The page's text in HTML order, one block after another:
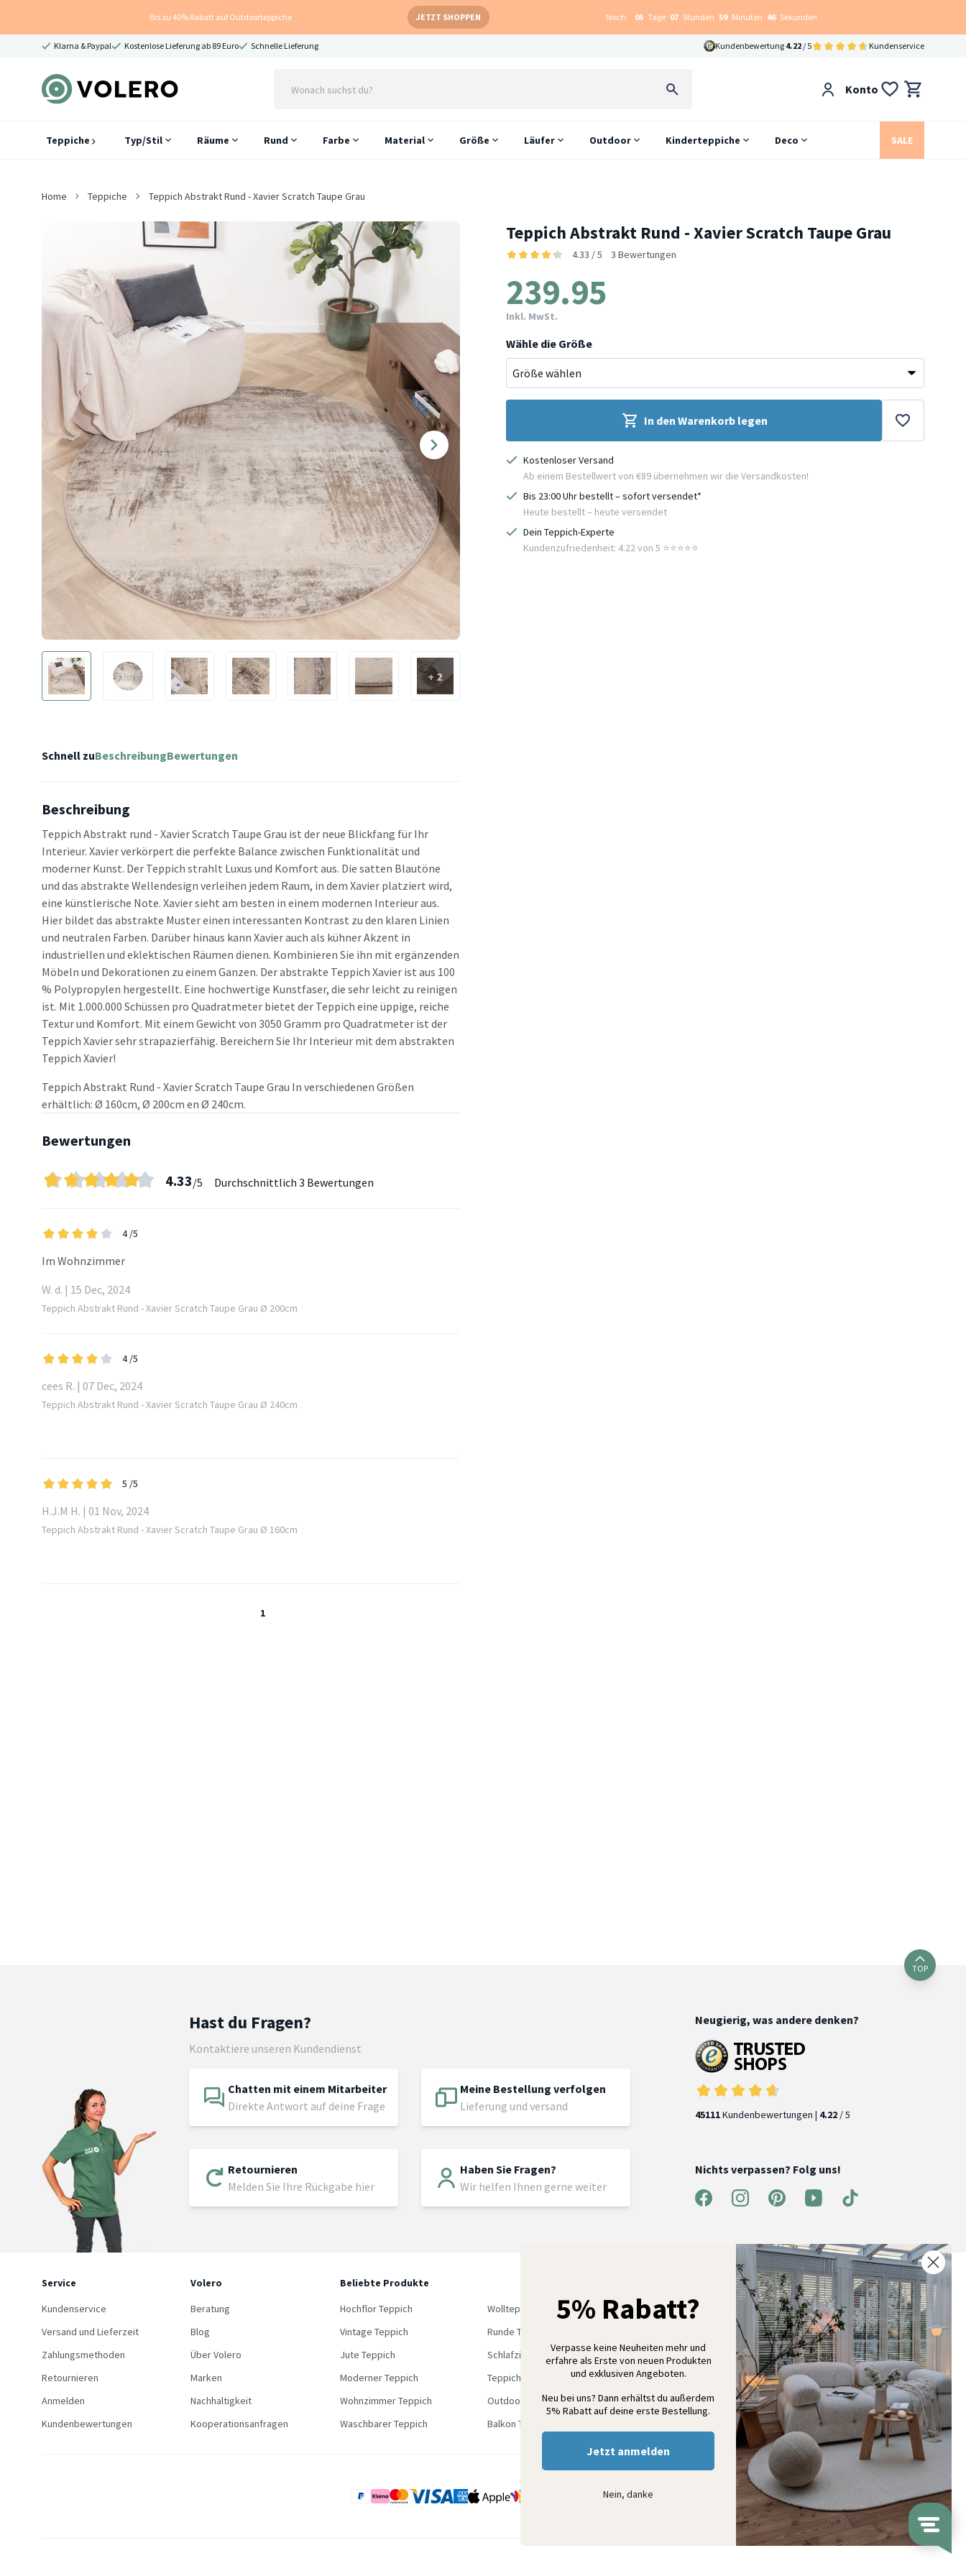
Bis zu 40% Rabatt auf Outdoorteppiche JETZT SHOPPEN Noch: 05 Tage 07 Stunden 59 Minuten 45 Sekunden
Klarna & Paypal Kostenlose Lieferung ab 89 Euro Schnelle Lieferung Kundenbewertung 4.22 / 5 Kundenservice
Konto
Teppiche Typ/Stil Räume Rund Farbe Material Größe Läufer Outdoor Kinderteppiche Deco SALE
Home Teppiche Teppich Abstrakt Rund - Xavier Scratch Taupe Grau
+ 2
Teppich Abstrakt Rund - Xavier Scratch Taupe Grau
4.33 / 5 3 Bewertungen
239.95
Inkl. MwSt.
Wähle die Größe
In den Warenkorb legen
Kostenloser Versand
Ab einem Bestellwert von €89 übernehmen wir die Versandkosten!
Bis 23:00 Uhr bestellt – sofort versendet*
Heute bestellt – heute versendet
Dein Teppich-Experte
Kundenzufriedenheit: 4.22 von 5 ⭐️⭐️⭐️⭐️⭐️
Schnell zuBeschreibungBewertungen
Beschreibung
Teppich Abstrakt rund - Xavier Scratch Taupe Grau ist der neue Blickfang für Ihr
Interieur. Xavier verkörpert die perfekte Balance zwischen Funktionalität und
moderner Kunst. Der Teppich strahlt Luxus und Komfort aus. Die satten Blautöne
und das abstrakte Wellendesign verleihen jedem Raum, in dem Xavier platziert wird,
eine künstlerische Note. Xavier sieht am besten in einem modernen Interieur aus.
Hier bildet das abstrakte Muster einen interessanten Kontrast zu den klaren Linien
und neutralen Farben. Darüber hinaus kann Xavier auch als kühner Akzent in
industriellen und eklektischen Räumen dienen. Kombinieren Sie ihn mit ergänzenden
Möbeln und Dekorationen zu einem Ganzen. Der abstrakte Teppich Xavier ist aus 100
% Polypropylen hergestellt. Eine hochwertige Kunstfaser, die sehr leicht zu reinigen
ist. Mit 1.000.000 Schüssen pro Quadratmeter bietet der Teppich eine üppige, reiche
Textur und Komfort. Mit einem Gewicht von 3050 Gramm pro Quadratmeter ist der
Teppich Xavier sehr strapazierfähig. Bereichern Sie Ihr Interieur mit dem abstrakten
Teppich Xavier!
Teppich Abstrakt Rund - Xavier Scratch Taupe Grau In verschiedenen Größen
erhältlich: Ø 160cm, Ø 200cm en Ø 240cm.
Bewertungen
4.33/5 Durchschnittlich 3 Bewertungen
4 /5
Im Wohnzimmer
W. d. | 15 Dec, 2024
Teppich Abstrakt Rund - Xavier Scratch Taupe Grau Ø 200cm
4 /5
cees R. | 07 Dec, 2024
Teppich Abstrakt Rund - Xavier Scratch Taupe Grau Ø 240cm
5 /5
H.J.M H. | 01 Nov, 2024
Teppich Abstrakt Rund - Xavier Scratch Taupe Grau Ø 160cm
1
TOP
Hast du Fragen?
Kontaktiere unseren Kundendienst
Chatten mit einem Mitarbeiter
Direkte Antwort auf deine Frage
Meine Bestellung verfolgen
Lieferung und versand
Retournieren
Melden Sie Ihre Rückgabe hier
Haben Sie Fragen?
Wir helfen Ihnen gerne weiter
Neugierig, was andere denken?
45111Kundenbewertungen | 4.22 / 5
Nichts verpassen? Folg uns!
Service
Kundenservice
Versand und Lieferzeit
Zahlungsmethoden
Retournieren
Anmelden
Kundenbewertungen
Volero
Beratung
Blog
Über Volero
Marken
Nachhaltigkeit
Kooperationsanfragen
Beliebte Produkte
Hochflor Teppich
Wollteppich
Vintage Teppich
Runde Teppich
Jute Teppich
Schlafzimmer Teppich
Moderner Teppich
Teppich Outlet
Wohnzimmer Teppich
Outdoor Teppich
Waschbarer Teppich
Balkon Teppich
5% Rabatt auf deine erste Bestellung
Melde dich für unseren Newsletter an und entdecke neue
Kollektionen, Angebote und Wohnideen als Erstes
Anmelden
5% Rabatt?
Verpasse keine Neuheiten mehr und
erfahre als Erste von neuen Produkten
und exklusiven Angeboten.
Neu bei uns? Dann erhältst du außerdem
5% Rabatt auf deine erste Bestellung.
Jetzt anmelden
Nein, danke